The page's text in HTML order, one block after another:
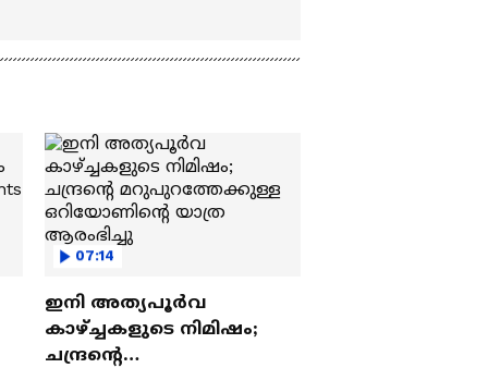
07:14
ഇനി അത്യപൂര്‍വ
കാഴ്ച്ചകളുടെ നിമിഷം;
ചന്ദ്രന്റെ